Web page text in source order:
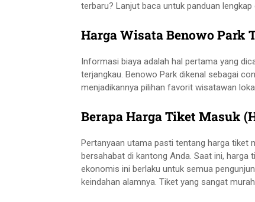
terbaru? Lanjut baca untuk panduan lengkap
Harga Wisata Benowo Park
Informasi biaya adalah hal pertama yang
terjangkau. Benowo Park dikenal sebagai
menjadikannya pilihan favorit wisatawan
Berapa Harga Tiket Masuk
Pertanyaan utama pasti tentang harga tiket
bersahabat di kantong Anda. Saat ini, harga
ekonomis ini berlaku untuk semua
keindahan alamnya. Tiket yang sangat